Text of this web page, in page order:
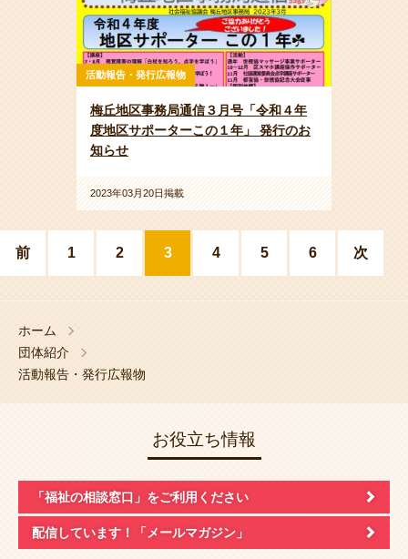
活動報告・発行広報物
梅丘地区事務局通信３月号「令和４年
度地区サポーターこの１年」 発行のお
知らせ
2023年03月20日掲載
前 1 2 3 4 5 6 次
ホーム
団体紹介
活動報告・発行広報物
お役立ち情報
「福祉の相談窓口」 をご利用ください
配信しています！ 「メールマガジン」